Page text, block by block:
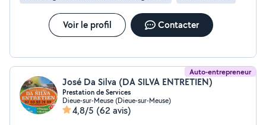
Voir le profil Contacter
Auto-entrepreneur
José Da Silva (DA SILVA ENTRETIEN)
Prestation de Services
Dieue-sur-Meuse (Dieue-sur-Meuse)
4,8/5 (62 avis)